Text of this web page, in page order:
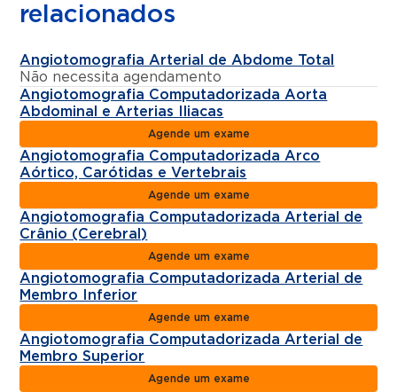
relacionados
Angiotomografia Arterial de Abdome Total
Não necessita agendamento
Angiotomografia Computadorizada Aorta
Abdominal e Arterias Iliacas
Agende um exame
Angiotomografia Computadorizada Arco
Aórtico, Carótidas e Vertebrais
Agende um exame
Angiotomografia Computadorizada Arterial de
Crânio (Cerebral)
Agende um exame
Angiotomografia Computadorizada Arterial de
Membro Inferior
Agende um exame
Angiotomografia Computadorizada Arterial de
Membro Superior
Agende um exame